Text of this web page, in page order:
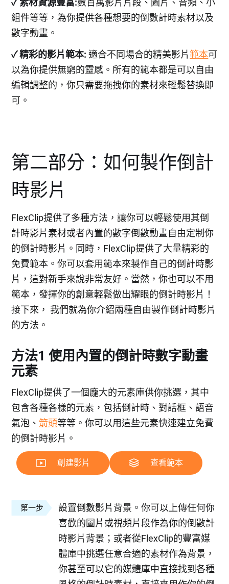
✓ 素材資源豐富:數百萬影片片段、圖片、音頻、小
組件等等，為你提供各種想要的倒數計時素材以及
數字動畫。
✓ 精彩的影片範本: 適合不同場合的精美影片範本可
以為你提供無窮的靈感。所有的範本都是可以自由
編輯調整的，你只需要拖拽你的素材來輕鬆替換即
可。
第二部分：如何製作倒計
時影片
FlexClip提供了多種方法，讓你可以輕鬆使用其倒
計時影片素材或者內置的數字倒數動畫自由定制你
的倒計時影片。同時，FlexClip提供了大量精彩的
免費範本。你可以套用範本來製作自己的倒計時影
片，這對新手來說非常友好。當然，你也可以不用
範本，發揮你的創意輕鬆做出耀眼的倒計時影片！
接下來， 我們就為你介紹兩種自由製作倒計時影片
的方法。
方法1 使用內置的倒計時數字動畫
元素
FlexClip提供了一個龐大的元素庫供你挑選，其中
包含各種各樣的元素，包括倒計時、對話框、語音
氣泡、箭頭等等。你可以用這些元素快速建立免費
的倒計時影片。
創建影片 查看範本
第一步
設置倒數影片背景。你可以上傳任何你
喜歡的圖片或視頻片段作為你的倒數計
時影片背景；或者從FlexClip的豐富媒
體庫中挑選任意合適的素材作為背景，
你甚至可以它的媒體庫中直接找到各種